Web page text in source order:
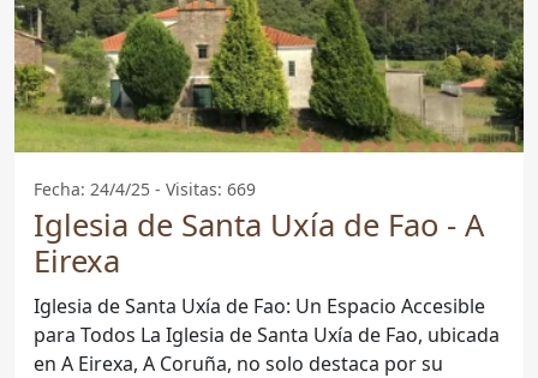
Fecha: 24/4/25 - Visitas: 669
Iglesia de Santa Uxía de Fao - A
Eirexa
Iglesia de Santa Uxía de Fao: Un Espacio Accesible
para Todos La Iglesia de Santa Uxía de Fao, ubicada
en A Eirexa, A Coruña, no solo destaca por su